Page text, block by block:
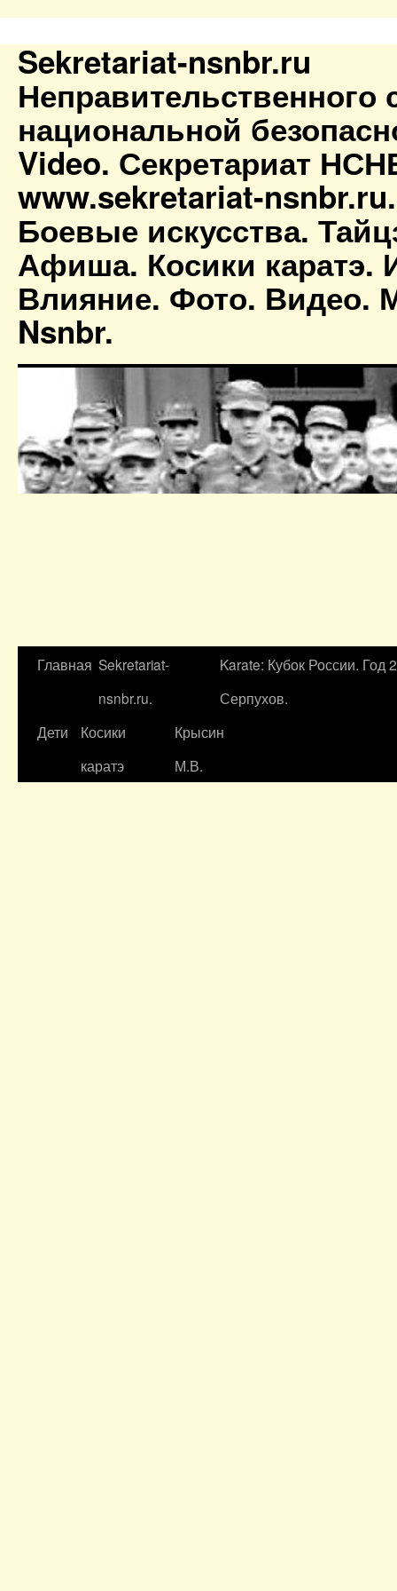
Sekretariat-nsnbr.ru
Неправительственного
национальной
Video. Секретариат
www.sekretariat-
Боевые искусства.
Афиша. Косики каратэ.
Влияние. Фото. Видео.
Nsnbr.
Главная Sekretariat-
nsnbr.ru.
Karate: Кубок России. Год
Серпухов.
Дети
Косики
каратэ
Крысин
М.В.